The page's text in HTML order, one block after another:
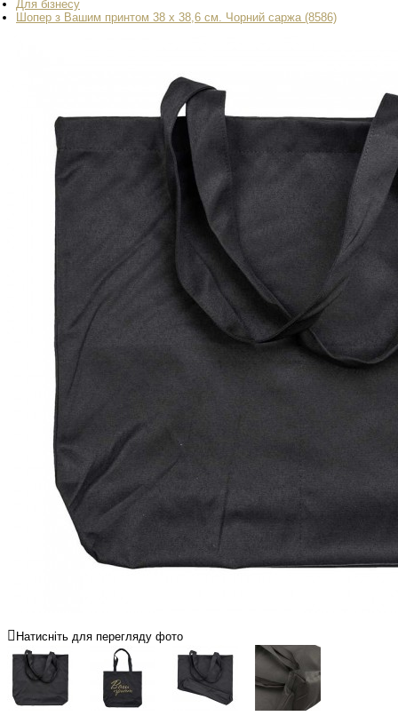
Для бізнесу
Шопер з Вашим принтом 38 х 38,6 см. Чорний саржа (8586)
Натисніть для перегляду фото